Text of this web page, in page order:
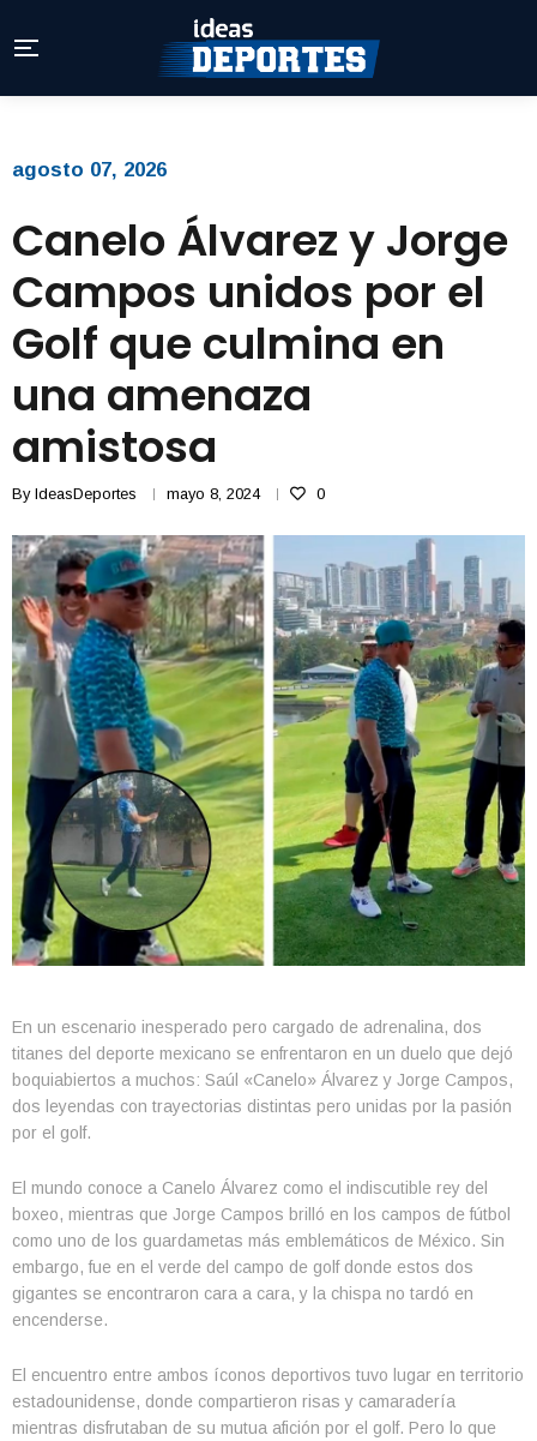
agosto 07, 2026
Canelo Álvarez y Jorge
Campos unidos por el
Golf que culmina en
una amenaza
amistosa
By IdeasDeportes mayo 8, 2024 0
En un escenario inesperado pero cargado de adrenalina, dos
titanes del deporte mexicano se enfrentaron en un duelo que dejó
boquiabiertos a muchos: Saúl «Canelo» Álvarez y Jorge Campos,
dos leyendas con trayectorias distintas pero unidas por la pasión
por el golf.
El mundo conoce a Canelo Álvarez como el indiscutible rey del
boxeo, mientras que Jorge Campos brilló en los campos de fútbol
como uno de los guardametas más emblemáticos de México. Sin
embargo, fue en el verde del campo de golf donde estos dos
gigantes se encontraron cara a cara, y la chispa no tardó en
encenderse.
El encuentro entre ambos íconos deportivos tuvo lugar en territorio
estadounidense, donde compartieron risas y camaradería
mientras disfrutaban de su mutua afición por el golf. Pero lo que